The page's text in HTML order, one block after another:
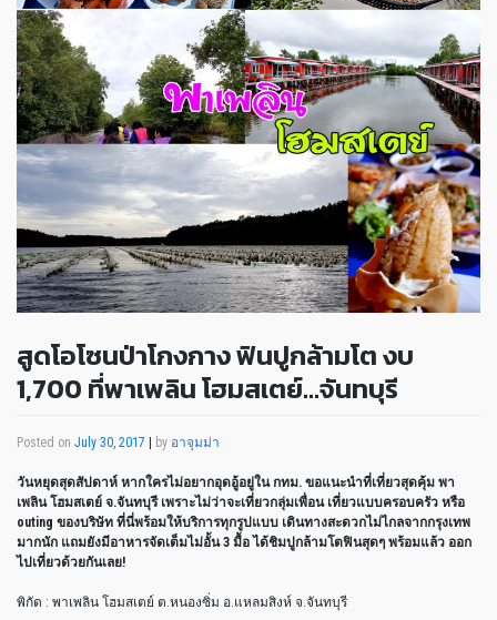
สูดโอโซนป่าโกงกาง ฟินปูกล้ามโต งบ
1,700 ที่พาเพลิน โฮมสเตย์…จันทบุรี
Posted on July 30, 2017 | by อาจุมม่า
วันหยุดสุดสัปดาห์ หากใครไม่อยากอุดอู้อยู่ใน กทม. ขอแนะนำที่เที่ยวสุดคุ้ม พา
เพลิน โฮมสเตย์ จ.จันทบุรี เพราะไม่ว่าจะเที่ยวกลุ่มเพื่อน เที่ยวแบบครอบครัว หรือ
outing ของบริษัท ที่นี่พร้อมให้บริการทุกรูปแบบ เดินทางสะดวกไม่ไกลจากกรุงเทพ
มากนัก แถมยังมีอาหารจัดเต็มไม่อั้น 3 มื้อ ได้ชิมปูกล้ามโตฟินสุดๆ พร้อมแล้ว ออก
ไปเที่ยวด้วยกันเลย!
พิกัด : พาเพลิน โฮมสเตย์ ต.หนองซิ่ม อ.แหลมสิงห์ จ.จันทบุรี